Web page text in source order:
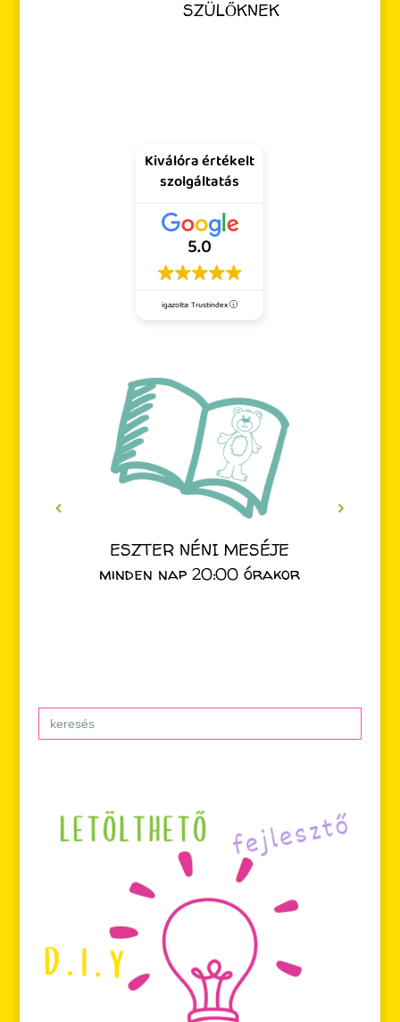
SZÜLŐKNEK
Kiválóra értékelt
szolgáltatás
5.0
igazolta: Trustindex
ESZTER NÉNI MESÉJE
minden nap 20:00 órakor
Search
for: